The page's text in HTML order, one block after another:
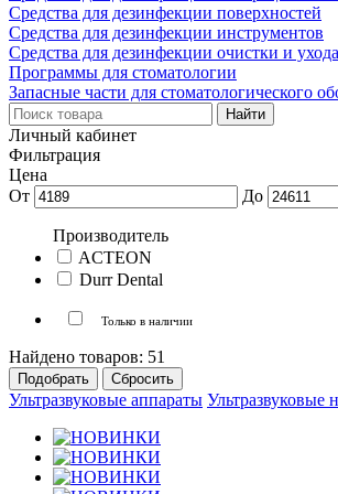
Средства для дезинфекции поверхностей
Средства для дезинфекции инструментов
Средства для дезинфекции очистки и
Программы для стоматологии
Запасные части для стоматологического
Личный кабинет
Фильтрация
Цена
От
До
Производитель
ACTEON
Durr Dental
Только в наличии
Найдено товаров: 51
Ультразвуковые аппараты Ультразвуковые